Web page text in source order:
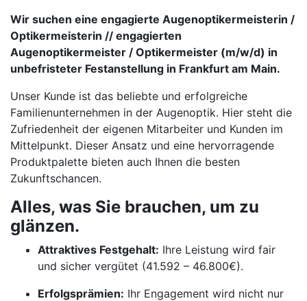
Wir suchen eine engagierte Augenoptikermeisterin /
Optikermeisterin // engagierten
Augenoptikermeister / Optikermeister (m/w/d) in
unbefristeter Festanstellung in Frankfurt am Main.
Unser Kunde ist das beliebte und erfolgreiche
Familienunternehmen in der Augenoptik. Hier steht die
Zufriedenheit der eigenen Mitarbeiter und Kunden im
Mittelpunkt. Dieser Ansatz und eine hervorragende
Produktpalette bieten auch Ihnen die besten
Zukunftschancen.
Alles, was Sie brauchen, um zu
glänzen.
Attraktives Festgehalt: Ihre Leistung wird fair
und sicher vergütet (41.592 – 46.800€).
Erfolgsprämien: Ihr Engagement wird nicht nur